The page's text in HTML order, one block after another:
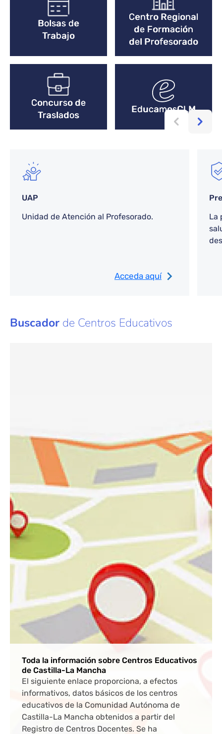
Bolsas de
Trabajo
Centro Regional
de Formación
del Profesorado
Concurso de
Traslados
EducamosCLM
UAP
Unidad de Atención al Profesorado.
Acceda aquí
La
Buscador de Centros Educativos
Toda la información sobre Centros Educativos
de Castilla-La Mancha
El siguiente enlace proporciona, a efectos
informativos, datos básicos de los centros
educativos de la Comunidad Autónoma de
Castilla-La Mancha obtenidos a partir del
Registro de Centros Docentes. Se ha